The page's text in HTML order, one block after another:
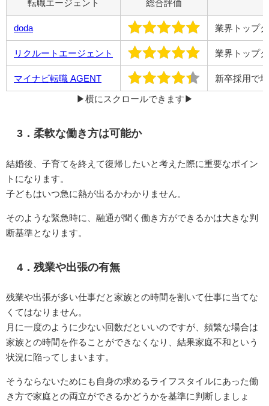
転職エージェント 総合評価
doda 業界トップ
リクルートエージェント 業界トップ
マイナビ転職 AGENT 新卒採用で
▶︎横にスクロールできます▶︎
3．柔軟な働き方は可能か
結婚後、子育てを終えて復帰したいと考えた際に重要なポイン
トになります。
子どもはいつ急に熱が出るかわかりません。
そのような緊急時に、融通が聞く働き方ができるかは大きな判
断基準となります。
4．残業や出張の有無
残業や出張が多い仕事だと家族との時間を割いて仕事に当てな
くてはなりません。
月に一度のように少ない回数だといいのですが、頻繁な場合は
家族との時間を作ることができなくなり、結果家庭不和という
状況に陥ってしまいます。
そうならないためにも自身の求めるライフスタイルにあった働
き方で家庭との両立ができるかどうかを基準に判断しましょ